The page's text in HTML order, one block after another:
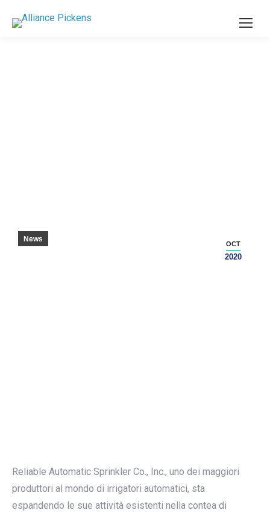
OCT
2020
News
Reliable Automatic Sprinkler Co., Inc., uno dei maggiori
produttori al mondo di irrigatori automatici, sta
espandendo le sue attività esistenti nella contea di